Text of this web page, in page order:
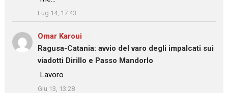
Lug 14, 17:43
Omar Karoui
Ragusa-Catania: avvio del varo degli impalcati sui
viadotti Dirillo e Passo Mandorlo
: “Lavoro
”
Giu 13, 13:28